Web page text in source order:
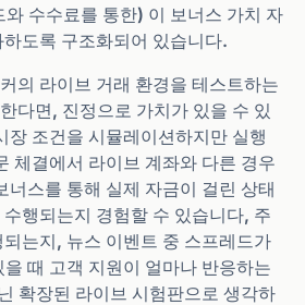
수수료를 통한) 이 보너스 가치 자
도록 구조화되어 있습니다.
의 라이브 거래 환경을 테스트하는
다면, 진정으로 가치가 있을 수 있
장 조건을 시뮬레이션하지만 실행
체결에서 라이브 계좌와 다른 경우
너스를 통해 실제 자금이 걸린 상태
행되는지 경험할 수 있습니다, 주
는지, 뉴스 이벤트 중 스프레드가
때 고객 지원이 얼마나 반응하는
확장된 라이브 시험판으로 생각하